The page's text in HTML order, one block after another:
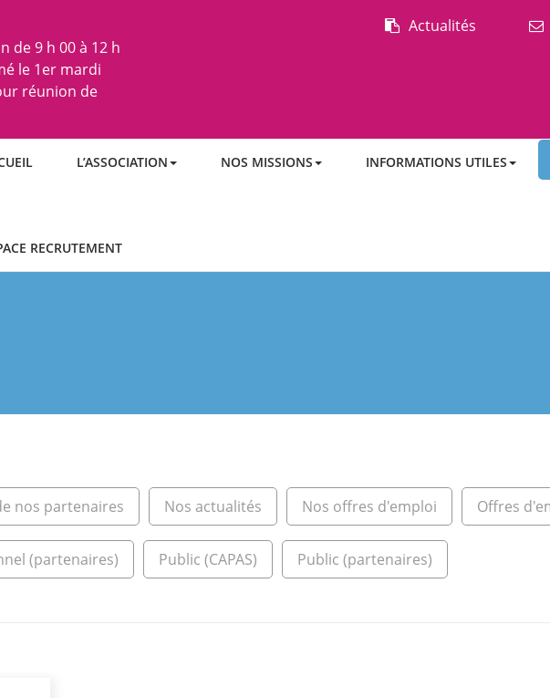
de 9 h 00 à 12 h
le 1er mardi
réunion de
Actualités
L’ASSOCIATION NOS MISSIONS INFORMATIONS UTILES
RECRUTEMENT
nos partenaires Nos actualités Nos offres d'emploi Offres
(partenaires) Public (CAPAS) Public (partenaires)